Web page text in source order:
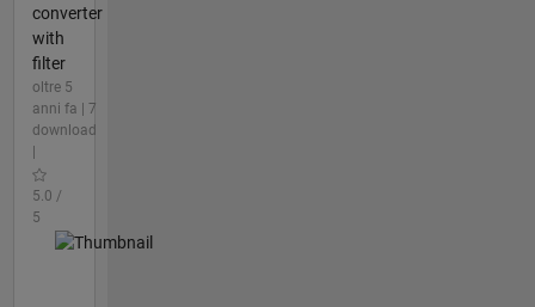
converter
with
filter
oltre 5
anni fa | 7
download
5.0 /
5